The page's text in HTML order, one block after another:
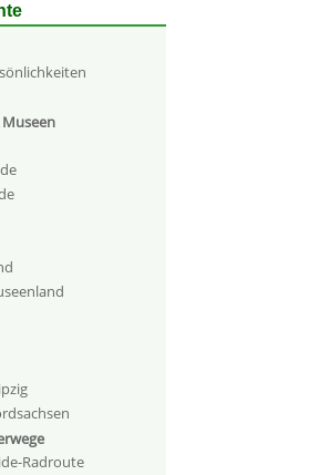
Radroute